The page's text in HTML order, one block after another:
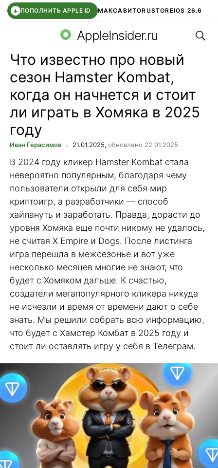
+ ПОПОЛНИТЬ APPLE ID МАКСАВИТОRUSTOREIOS 26.6
СБЕР КИДС ВТБ ОНЛАЙН ЧАТ В ROBLOX
AppleInsider.ru
Что известно про новый
сезон Hamster Kombat,
когда он начнется и стоит
ли играть в Хомяка в 2025
году
Иван Герасимов 21.01.2025, обновлено 22.01.2025
В 2024 году кликер Hamster Kombat стала
невероятно популярным, благодаря чему
пользователи открыли для себя мир
криптоигр, а разработчики — способ
хайпануть и заработать. Правда, дорасти до
уровня Хомяка еще почти никому не удалось,
не считая X Empire и Dogs. После листинга
игра перешла в межсезонье и вот уже
несколько месяцев многие не знают, что
будет с Хомяком дальше. К счастью,
создатели мегапопулярного кликера никуда
не исчезли и время от времени дают о себе
знать. Мы решили собрать всю информацию,
что будет с Хамстер Комбат в 2025 году и
стоит ли оставлять игру у себя в Телеграм.